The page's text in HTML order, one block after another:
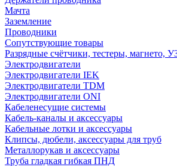
Мачта
Заземление
Проводники
Сопутствующие товары
Разрядные счётчики, тестеры, магнето,
Электродвигатели
Электродвигатели IEK
Электродвигатели TDM
Электродвигатели ONI
Кабеленесущие системы
Кабель-каналы и аксессуары
Кабельные лотки и аксессуары
Клипсы, дюбели, аксессуары для труб
Металлорукав и аксессуары
Труба гладкая гибкая ПНД